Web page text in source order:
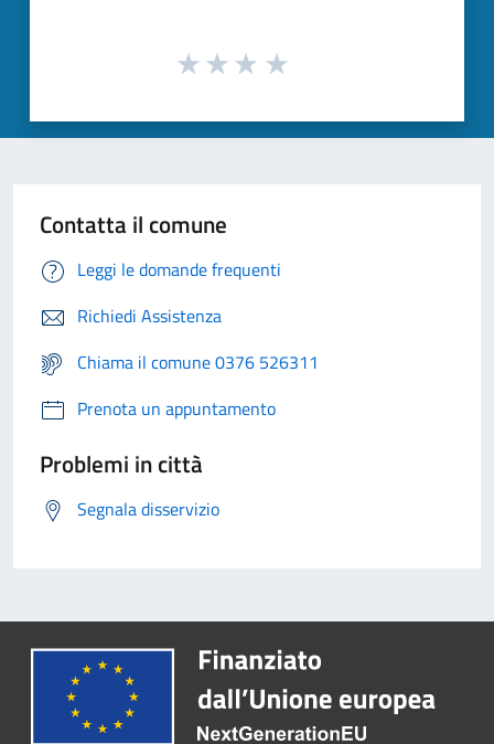
Contatta il comune
Leggi le domande frequenti
Richiedi Assistenza
Chiama il comune 0376 526311
Prenota un appuntamento
Problemi in città
Segnala disservizio